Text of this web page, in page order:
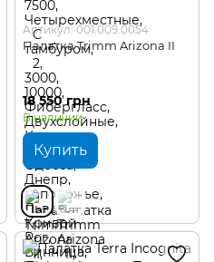
Артикул: 001.009.0054
Палатка Trimm Arizona II
18 550 грн
В наличии
Купить